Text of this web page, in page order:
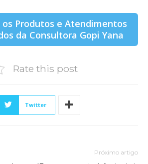
os Produtos e Atendimentos
da Consultora Gopi Yana
Rate this post
Twitter
Próximo artigo